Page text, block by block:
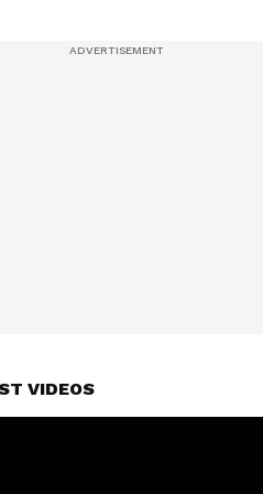
VIDEOS